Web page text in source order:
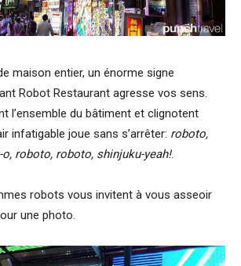
maison entier, un énorme signe
Robot Restaurant agresse vos sens.
l’ensemble du bâtiment et clignotent
infatigable joue sans s’arrêter: roboto,
roboto, roboto, shinjuku-yeah!.
robots vous invitent à vous asseoir
une photo.